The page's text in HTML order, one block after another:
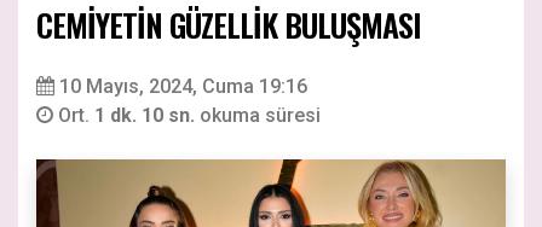
CEMİYETİN GÜZELLİK BULUŞMASI
10 Mayıs, 2024, Cuma 19:16
Ort. 1 dk. 10 sn. okuma süresi